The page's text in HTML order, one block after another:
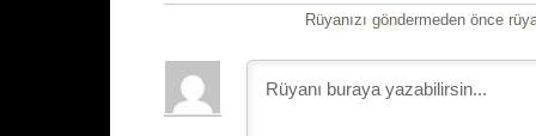
Rüyanızı göndermeden önce